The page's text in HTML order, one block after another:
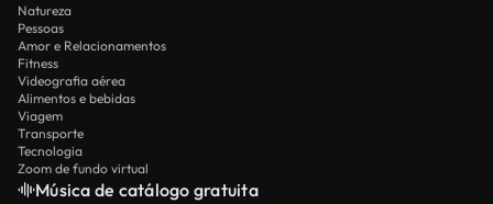
Natureza
Pessoas
Amor e Relacionamentos
Fitness
Videografia aérea
Alimentos e bebidas
Viagem
Transporte
Tecnologia
Zoom de fundo virtual
Música de catálogo gratuita